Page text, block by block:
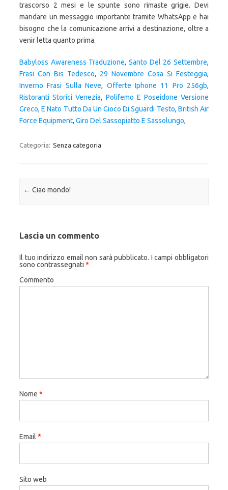
trascorso 2 mesi e le spunte sono rimaste grigie. Devi
mandare un messaggio importante tramite WhatsApp e hai
bisogno che la comunicazione arrivi a destinazione, oltre a
venir letta quanto prima.
Babyloss Awareness Traduzione,Santo Del 26 Settembre,
Frasi Con Bis Tedesco, 29 Novembre Cosa Si Festeggia,
Inverno Frasi Sulla Neve, Offerte Iphone 11 Pro 256gb,
Ristoranti Storici Venezia, Polifemo E Poseidone Versione
Greco,E Nato Tutto Da Un Gioco Di Sguardi Testo, British Air
Force Equipment, Giro Del Sassopiatto E Sassolungo,
Categoria: Senza categoria
Navigazione articolo
← Ciao mondo!
Lascia un commento
Il tuo indirizzo email non sarà pubblicato. I campi obbligatori
sono contrassegnati *
Commento
Nome *
Email *
Sito web